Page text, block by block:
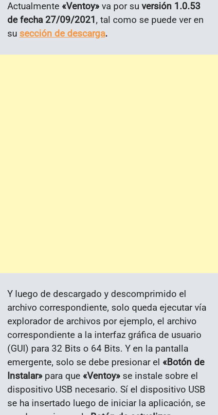
Actualmente «Ventoy» va por su versión 1.0.53
de fecha 27/09/2021, tal como se puede ver en
su sección de descarga.
Y luego de descargado y descomprimido el
archivo correspondiente, solo queda ejecutar vía
explorador de archivos por ejemplo, el archivo
correspondiente a la interfaz gráfica de usuario
(GUI) para 32 Bits o 64 Bits. Y en la pantalla
emergente, solo se debe presionar el «Botón de
Instalar» para que «Ventoy» se instale sobre el
dispositivo USB necesario. Sí el dispositivo USB
se ha insertado luego de iniciar la aplicación, se